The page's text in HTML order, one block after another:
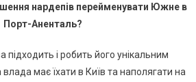
нардепів перейменувати Южне в
Порт-Аненталь?
підходить і робить його унікальним
має їхати в Київ та наполягати на